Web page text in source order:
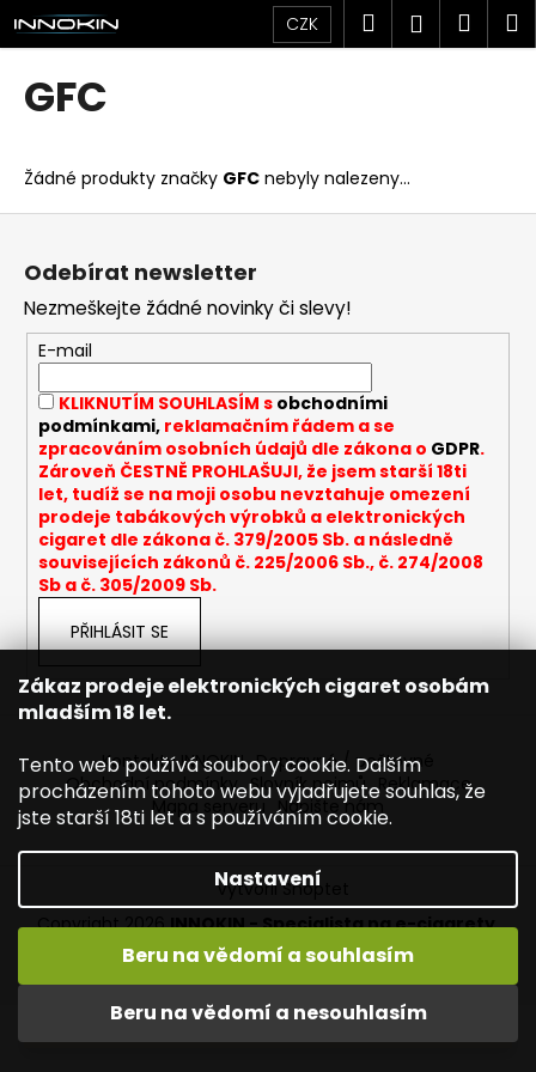
Zákaz prodeje elektronických cigaret osobám
mladším 18 let.
Tento web používá soubory cookie. Dalším
procházením tohoto webu vyjadřujete souhlas, že
jste starší 18ti let a s používáním cookie.
Nastavení
Beru na vědomí a nesouhlasím
Beru na vědomí a souhlasím
Přejít
na
obsah
Vítejte ve světě INNOKIN. Nabízíme Vám to nejlepší ze světa
vapingu. DORUČENÍ ZDARMA nad 1000,- kč / 50 EURO!
CZK Hledat
GFC
Žádné produkty značky GFC nebyly nalezeny...
K
o
o
p
o
t
ř
e
b
e
e
n
a
í
t
?
HLEDAT
D
u
Z
Odebírat newsletter
Nezmeškejte žádné novinky či slevy!
E-mail
KLIKNUTÍM SOUHLASÍM s obchodními
podmínkami,reklamačním řádem a se
zpracováním osobních údajů dle zákona o GDPR.
Zároveň ČESTNĚ PROHLAŠUJI, že jsem starší 18ti
let, tudíž se na moji osobu nevztahuje omezení
prodeje tabákových výrobků a elektronických
cigaret dle zákona č. 379/2005 Sb. a následně
souvisejících zákonů č. 225/2006 Sb., č. 274/2008
Sb a č. 305/2009 Sb.
PŘIHLÁSIT SE
Kontakty INNOKIN Dopravné / poštovné
Obchodní podmínky Slovník pojmů Reklamace
Mapa serveru
Napište nám
Vytvořil Shoptet
Copyright 2026INNOKIN - Specialista na e-cigarety.
Všechna práva vyhrazena.Upravit nastavení cookies